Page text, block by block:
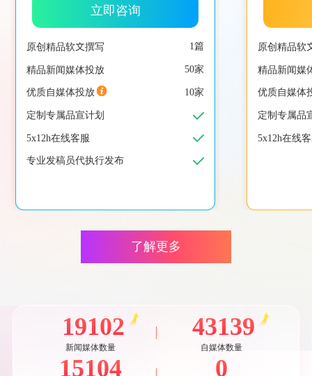
立即咨询
原创精品软文撰写 1篇
精品新闻媒体投放 50家
优质自媒体投放 10家
定制专属品宣计划
5x12h在线客服
专业发稿员代执行发布
原创精品软
精品新闻媒
优质自媒体
定制专属品
5x12h在线
了解更多
19102
新闻媒体数量
43139
自媒体数量
15104 0